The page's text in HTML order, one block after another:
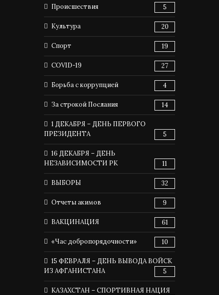
Происшествия 5
Культура 20
Спорт 19
COVID-19 27
Борьба с коррупцией 4
За строкой Послания 14
1 ДЕКАБРЯ – ДЕНЬ ПЕРВОГО
ПРЕЗИДЕНТА
5
16 ДЕКАБРЯ – ДЕНЬ
НЕЗАВИСИМОСТИ РК
11
ВЫБОРЫ 32
Отчеты акимов 9
ВАКЦИНАЦИЯ 61
«Час добропорядочности» 10
15 ФЕВРАЛЯ – ДЕНЬ ВЫВОДА ВОЙСК
ИЗ АФГАНИСТАНА
5
КАЗАХСТАН – СПОРТИВНАЯ НАЦИЯ